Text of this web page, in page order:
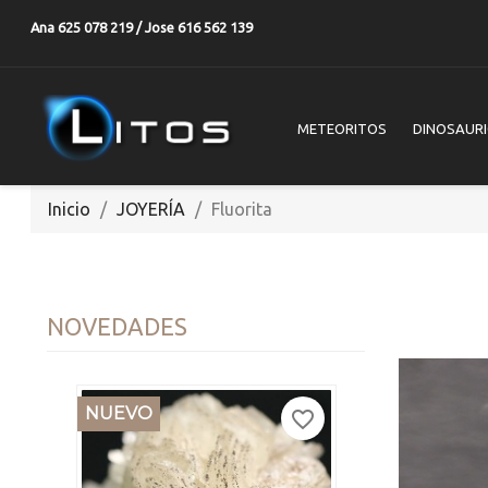
Ana 625 078 219 / Jose 616 562 139
METEORITOS
Inicio JOYERÍA Fluorita
NOVEDADES
NUEVO favorite_border